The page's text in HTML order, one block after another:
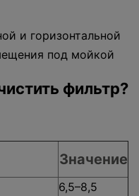
и горизонтальной
под мойкой
фильтр?
Значение
6,5–8,5